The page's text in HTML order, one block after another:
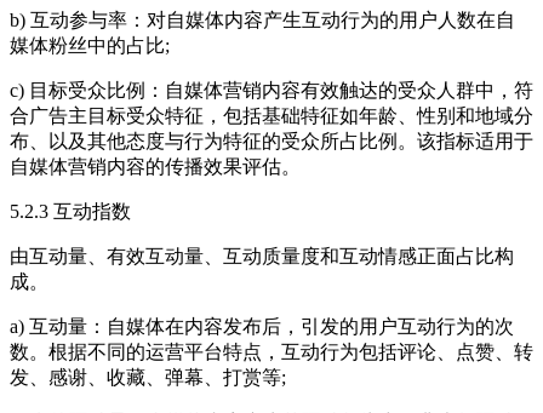
b) 互动参与率：对自媒体内容产生互动行为的用户人数在自
媒体粉丝中的占比;
c) 目标受众比例：自媒体营销内容有效触达的受众人群中，符
合广告主目标受众特征，包括基础特征如年龄、性别和地域分
布、以及其他态度与行为特征的受众所占比例。该指标适用于
自媒体营销内容的传播效果评估。
5.2.3 互动指数
由互动量、有效互动量、互动质量度和互动情感正面占比构
成。
a) 互动量：自媒体在内容发布后，引发的用户互动行为的次
数。根据不同的运营平台特点，互动行为包括评论、点赞、转
发、感谢、收藏、弹幕、打赏等;